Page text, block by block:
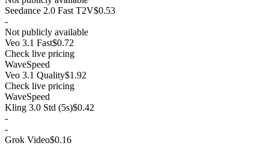
Seedance 2.0 Fast T2V$0.53
-
Not publicly available
Veo 3.1 Fast$0.72
Check live pricing
WaveSpeed
Veo 3.1 Quality$1.92
Check live pricing
WaveSpeed
Kling 3.0 Std (5s)$0.42
-
-
Grok Video$0.16